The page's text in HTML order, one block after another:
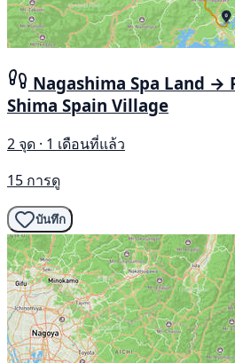
Nagashima Spa Land →
Shima Spain Village
2 จุด · 1 เดือนที่แล้ว
15 การดู
บันทึก